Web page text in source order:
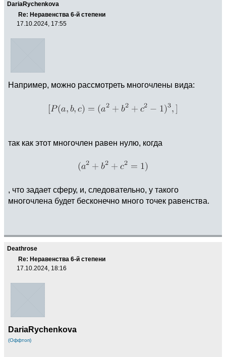
DariaRychenkova
Re: Неравенства 6-й степени
17.10.2024, 17:55
Например, можно рассмотреть многочлены вида:
так как этот многочлен равен нулю, когда
, что задает сферу, и, следовательно, у такого
многочлена будет бесконечно много точек равенства.
Deathrose
Re: Неравенства 6-й степени
17.10.2024, 18:16
DariaRychenkova
(Оффтоп)